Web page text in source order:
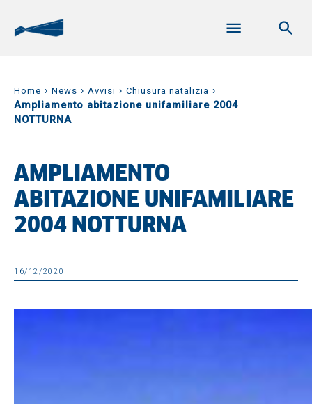
Home › News › Avvisi › Chiusura natalizia ›
Ampliamento abitazione unifamiliare 2004
NOTTURNA
AMPLIAMENTO
ABITAZIONE UNIFAMILIARE
2004 NOTTURNA
16/12/2020